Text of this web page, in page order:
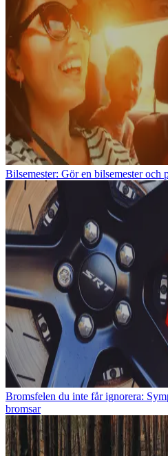
Bilsemester: Gör en bilsemester och
Bromsfelen du inte får ignorera:
bromsar